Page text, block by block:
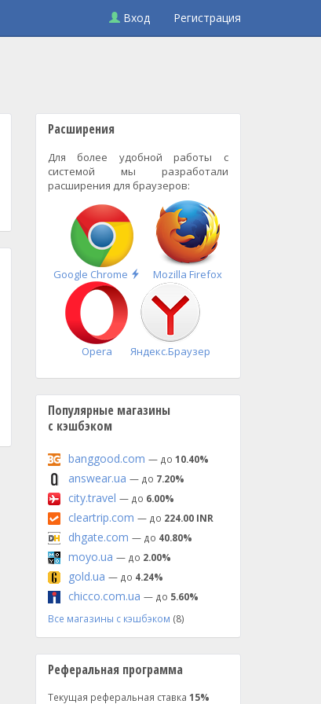
Вход Регистрация
Расширения
Для более удобной работы с
системой мы разработали
расширения для браузеров:
Google Chrome
Быстрая
установка
Mozilla Firefox
Opera Яндекс.Браузер
Популярные магазины
с кэшбэком
banggood.com — до 10.40%
answear.ua — до 7.20%
city.travel — до 6.00%
cleartrip.com — до 224.00 INR
dhgate.com — до 40.80%
moyo.ua — до 2.00%
gold.ua — до 4.24%
chicco.com.ua — до 5.60%
Все магазины с кэшбэком (8)
Реферальная программа
Текущая реферальная ставка 15%